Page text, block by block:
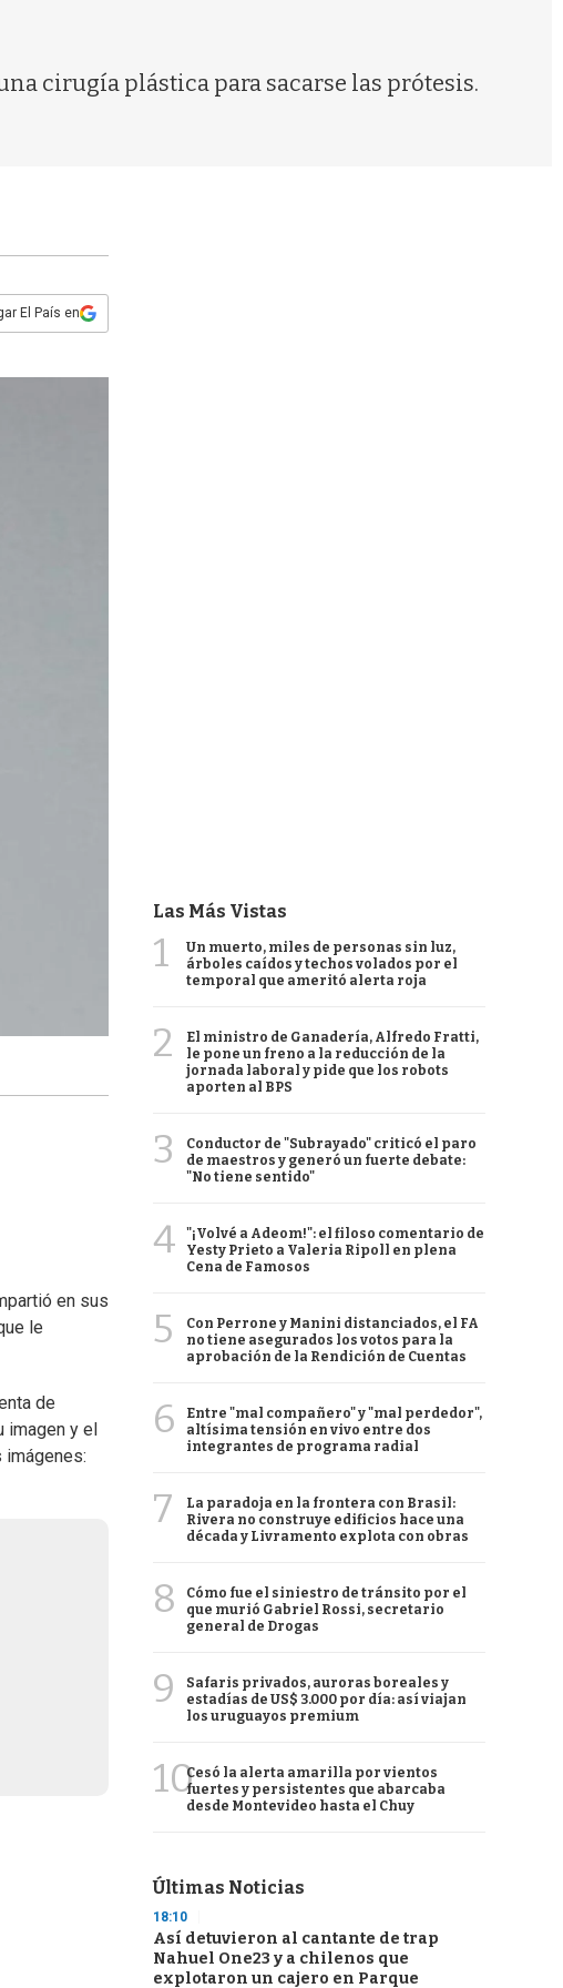
cirugía plástica para sacarse las prótesis.
El País en
en sus
le
de
y el
imágenes:
Las Más Vistas
1
Un muerto, miles de personas sin luz,
árboles caídos y techos volados por el
temporal que ameritó alerta roja
2
El ministro de Ganadería, Alfredo Fratti,
le pone un freno a la reducción de la
jornada laboral y pide que los robots
aporten al BPS
3
Conductor de "Subrayado" criticó el paro
de maestros y generó un fuerte debate:
"No tiene sentido"
4
"¡Volvé a Adeom!": el filoso comentario de
Yesty Prieto a Valeria Ripoll en plena
Cena de Famosos
5
Con Perrone y Manini distanciados, el FA
no tiene asegurados los votos para la
aprobación de la Rendición de Cuentas
6
Entre "mal compañero" y "mal perdedor",
altísima tensión en vivo entre dos
integrantes de programa radial
7
La paradoja en la frontera con Brasil:
Rivera no construye edificios hace una
década y Livramento explota con obras
8
Cómo fue el siniestro de tránsito por el
que murió Gabriel Rossi, secretario
general de Drogas
9
Safaris privados, auroras boreales y
estadías de US$ 3.000 por día: así viajan
los uruguayos premium
10Cesó la alerta amarilla por vientos
fuertes y persistentes que abarcaba
desde Montevideo hasta el Chuy
Últimas Noticias
18:10
Así detuvieron al cantante de trap
Nahuel One23 y a chilenos que
explotaron un cajero en Parque